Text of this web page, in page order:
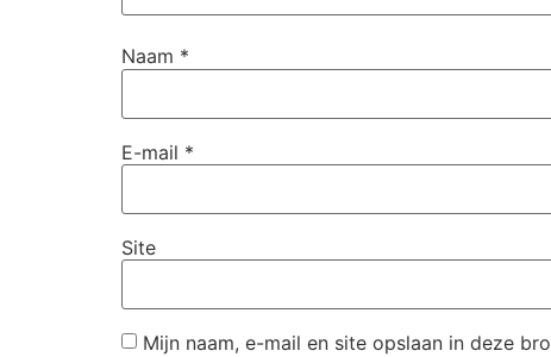
Naam *
E-mail *
Site
Mijn naam, e-mail en site opslaan in deze